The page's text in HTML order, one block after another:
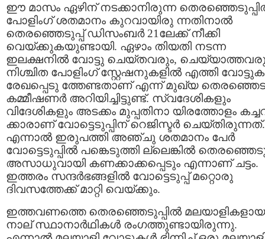
ഈ മാസം ഏഴിന് നടക്കാനിരുന്ന
പോളിംഗ് ശതമാനം കുറവായിരു ന്നതിനാല്‍
തെരഞ്ഞെടുപ്പ് ഡിസംബര്‍ 21ലേക്ക് നീക്കി
വെയ്ക്കുകയുണ്ടായി. ഏഴാം തിയതി നടന്ന
ഇലക്ഷനില്‍ വോട്ടു ചെയ്തവരും,
നിശ്ചിത പോളിംഗ് സ്റ്റേഷനുകളില്‍ എത്തി
രേഖപ്പെടു ത്തേണ്ടതാണ് എന്ന് മുഖ്യ
കമ്മീഷണര്‍ അറിയിച്ചിട്ടുണ്ട്. സ്വദേശികളും
വിദേശികളും അടക്കം മുപ്പതിനാ യിരത്തോളം
ക്കാരാണ് വോട്ടെടുപ്പിന് റെജിസ്ടര്‍ ചെയ്തിരുന്നത്.
എന്നാല്‍ ഇരുപത്തി അഞ്ചു ശതമാനം പേര്‍
വോട്ടെടുപ്പില്‍ പങ്കെടുത്തി ല്ലെങ്കില്‍
അസാധുവായി കണക്കാക്കപ്പെടും എന്നാണ് ചട്ടം.
ഇത്തരം സന്ദര്‍ഭങ്ങളില്‍ വോട്ടെടുപ്പ് മറ്റൊരു
ദിവസത്തേക്ക് മാറ്റി വെയ്ക്കും.
ഇത്തവണത്തെ തെരഞ്ഞെടുപ്പില്‍ മലയാളികളായ
നാല് സ്ഥാനാര്‍ഥികള്‍ രംഗത്തുണ്ടായിരുന്നു.